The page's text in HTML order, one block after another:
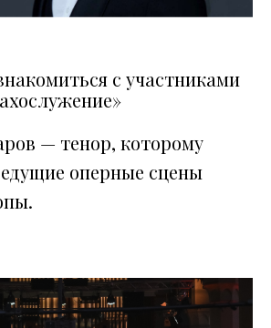
с участниками
— тенор, которому
оперные сцены